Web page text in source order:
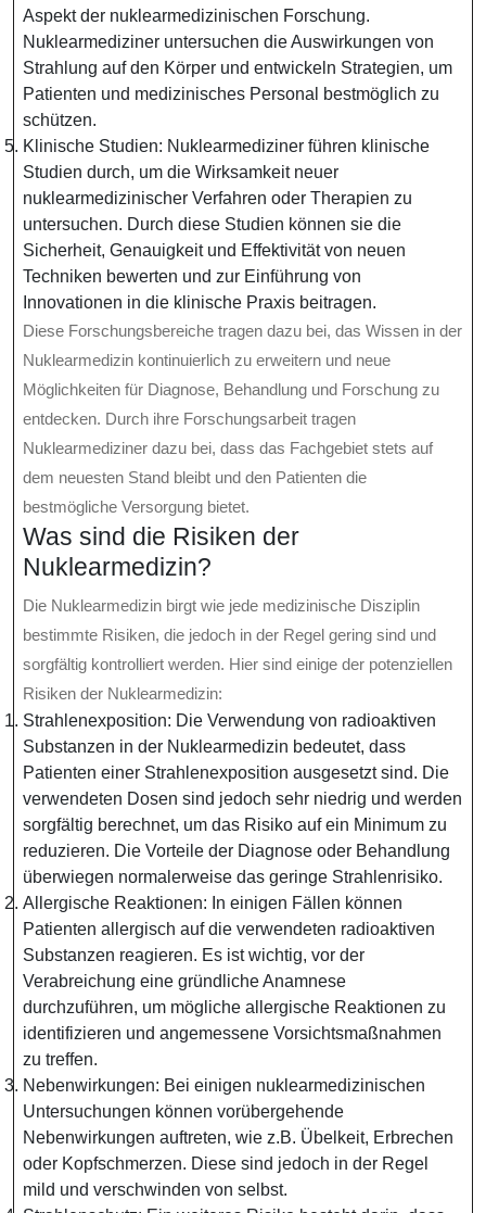
Aspekt der nuklearmedizinischen Forschung.
Nuklearmediziner untersuchen die Auswirkungen von
Strahlung auf den Körper und entwickeln Strategien, um
Patienten und medizinisches Personal bestmöglich zu
schützen.
Klinische Studien: Nuklearmediziner führen klinische
Studien durch, um die Wirksamkeit neuer
nuklearmedizinischer Verfahren oder Therapien zu
untersuchen. Durch diese Studien können sie die
Sicherheit, Genauigkeit und Effektivität von neuen
Techniken bewerten und zur Einführung von
Innovationen in die klinische Praxis beitragen.
Diese Forschungsbereiche tragen dazu bei, das Wissen in der
Nuklearmedizin kontinuierlich zu erweitern und neue
Möglichkeiten für Diagnose, Behandlung und Forschung zu
entdecken. Durch ihre Forschungsarbeit tragen
Nuklearmediziner dazu bei, dass das Fachgebiet stets auf
dem neuesten Stand bleibt und den Patienten die
bestmögliche Versorgung bietet.
Was sind die Risiken der
Nuklearmedizin?
Die Nuklearmedizin birgt wie jede medizinische Disziplin
bestimmte Risiken, die jedoch in der Regel gering sind und
sorgfältig kontrolliert werden. Hier sind einige der potenziellen
Risiken der Nuklearmedizin:
Strahlenexposition: Die Verwendung von radioaktiven
Substanzen in der Nuklearmedizin bedeutet, dass
Patienten einer Strahlenexposition ausgesetzt sind. Die
verwendeten Dosen sind jedoch sehr niedrig und werden
sorgfältig berechnet, um das Risiko auf ein Minimum zu
reduzieren. Die Vorteile der Diagnose oder Behandlung
überwiegen normalerweise das geringe Strahlenrisiko.
Allergische Reaktionen: In einigen Fällen können
Patienten allergisch auf die verwendeten radioaktiven
Substanzen reagieren. Es ist wichtig, vor der
Verabreichung eine gründliche Anamnese
durchzuführen, um mögliche allergische Reaktionen zu
identifizieren und angemessene Vorsichtsmaßnahmen
zu treffen.
Nebenwirkungen: Bei einigen nuklearmedizinischen
Untersuchungen können vorübergehende
Nebenwirkungen auftreten, wie z.B. Übelkeit, Erbrechen
oder Kopfschmerzen. Diese sind jedoch in der Regel
mild und verschwinden von selbst.